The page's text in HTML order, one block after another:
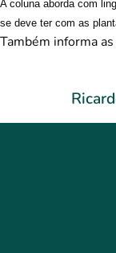
A coluna aborda com
se deve ter com as
Também informa